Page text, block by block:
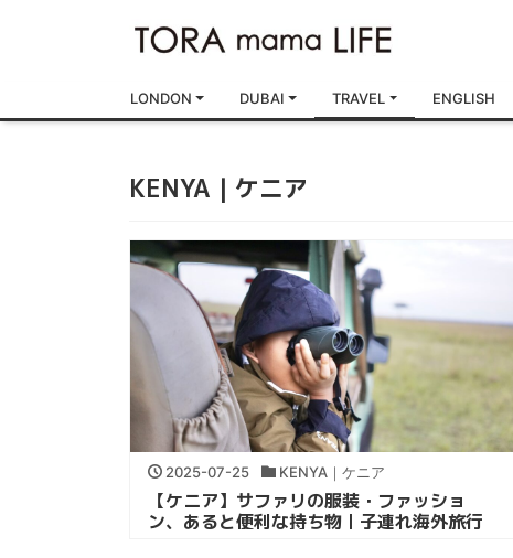
LONDON DUBAI TRAVEL ENGLISH
KENYA｜ケニア
2025-07-25 KENYA｜ケニア
【ケニア】サファリの服装・ファッショ
ン、あると便利な持ち物｜子連れ海外旅行